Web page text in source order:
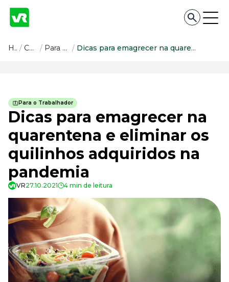
Conteúdo
Todas as categorias
Confira nossos conteúdos
Empreendedorismo
Impulsione o seu negócio
Legislação
Fique por dentro da lei
Pessoas e Cultura
Aprimore a cultura organizacional
Educação Financeira
Saiba como gerenciar o seu dinheiro
Para o Trabalhador
Tudo para facilitar a rotina
Imprensa
VR na Imprensa
Cursos
Home / Conteúdo / Para o Trabalhador / Dicas para emagrecer na quarentena e eliminar os quilinhos adquiridos na pandemia
Para o Trabalhador
Dicas para emagrecer na
quarentena e eliminar os
quilinhos adquiridos na
pandemia
VR27.10.2021 4 min de leitura